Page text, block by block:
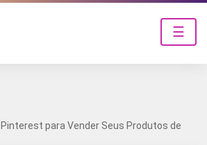
☰
para Vender Seus Produtos de